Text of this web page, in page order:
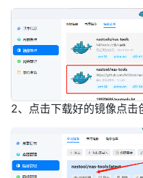
2、点击下载好的镜像点击